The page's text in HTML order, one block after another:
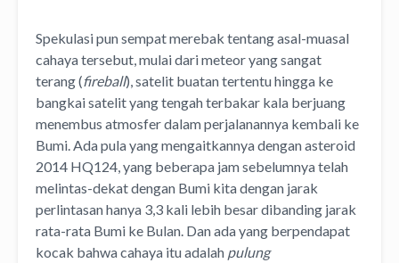
Spekulasi pun sempat merebak tentang asal-muasal
cahaya tersebut, mulai dari meteor yang sangat
terang (fireball), satelit buatan tertentu hingga ke
bangkai satelit yang tengah terbakar kala berjuang
menembus atmosfer dalam perjalanannya kembali ke
Bumi. Ada pula yang mengaitkannya dengan asteroid
2014 HQ124, yang beberapa jam sebelumnya telah
melintas-dekat dengan Bumi kita dengan jarak
perlintasan hanya 3,3 kali lebih besar dibanding jarak
rata-rata Bumi ke Bulan. Dan ada yang berpendapat
kocak bahwa cahaya itu adalah pulung